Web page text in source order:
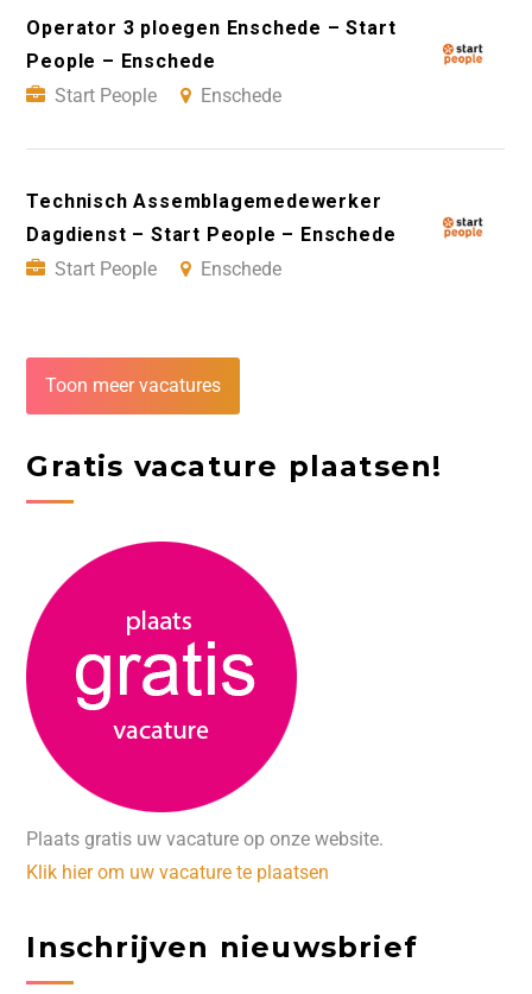
Operator 3 ploegen Enschede – Start
People – Enschede
Start People
Enschede
Technisch Assemblagemedewerker
Dagdienst – Start People – Enschede
Start People
Enschede
Toon meer vacatures
Gratis vacature plaatsen!
Plaats gratis uw vacature op onze website.
Klik hier om uw vacature te plaatsen
Inschrijven nieuwsbrief